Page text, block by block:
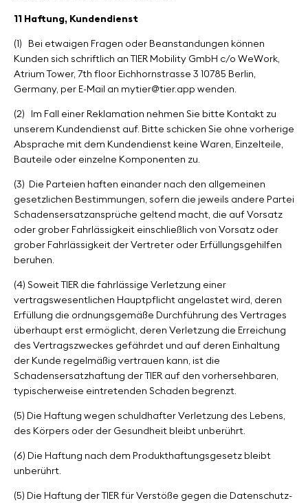
11 Haftung, Kundendienst
(1)
Bei etwaigen Fragen oder Beanstandungen können
Kunden sich schriftlich an TIER Mobility GmbH c/o WeWork,
Atrium Tower, 7th floor Eichhornstrasse 3 10785 Berlin,
Germany, per E-Mail an mytier@tier.app wenden.
(2)
Im Fall einer Reklamation nehmen Sie bitte Kontakt zu
unserem Kundendienst auf. Bitte schicken Sie ohne vorherige
Absprache mit dem Kundendienst keine Waren, Einzelteile,
Bauteile oder einzelne Komponenten zu.
(3)
Die Parteien haften einander nach den allgemeinen
gesetzlichen Bestimmungen, sofern die jeweils andere Partei
Schadensersatzansprüche geltend macht, die auf Vorsatz
oder grober Fahrlässigkeit einschließlich von Vorsatz oder
grober Fahrlässigkeit der Vertreter oder Erfüllungsgehilfen
beruhen.
(4) Soweit TIER die fahrlässige Verletzung einer
vertragswesentlichen Hauptpflicht angelastet wird, deren
Erfüllung die ordnungsgemäße Durchführung des Vertrages
überhaupt erst ermöglicht, deren Verletzung die Erreichung
des Vertragszweckes gefährdet und auf deren Einhaltung
der Kunde regelmäßig vertrauen kann, ist die
Schadensersatzhaftung der TIER auf den vorhersehbaren,
typischerweise eintretenden Schaden begrenzt.
(5) Die Haftung wegen schuldhafter Verletzung des Lebens,
des Körpers oder der Gesundheit bleibt unberührt.
(6) Die Haftung nach dem Produkthaftungsgesetz bleibt
unberührt.
(5) Die Haftung der TIER für Verstöße gegen die Datenschutz-